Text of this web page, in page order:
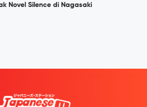
Novel Silence di Nagasaki